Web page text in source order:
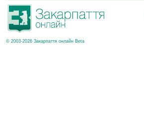
© 2003-2026 Закарпаття онлайн Beta